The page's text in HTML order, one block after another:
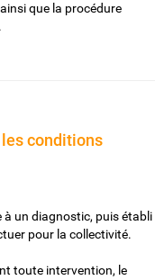
que la procédure
conditions
un diagnostic, puis établi
pour la collectivité.
toute intervention, le